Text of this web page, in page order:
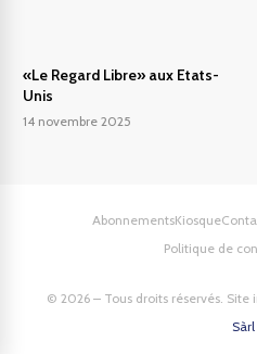
«Le Regard Libre» aux Etats-
Unis
14 novembre 2025
© 2026 – Tous droits réservés. Site
Sàrl
AbonnementsKiosque
Politique de